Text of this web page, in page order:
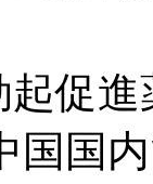
促進
国国